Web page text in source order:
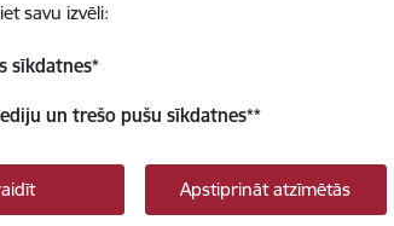
savu izvēli:
sīkdatnes*
un trešo pušu sīkdatnes**
Apstiprināt atzīmētās